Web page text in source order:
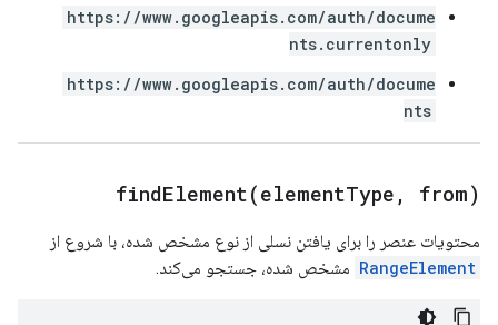
https://www.googleapis.com/auth/docume
nts.currentonly
https://www.googleapis.com/auth/docume
nts
findElement(elementType , from)
محتویات عنصر را برای یافتن نسلی از نوع مشخص شده، با شروع از
RangeElement مشخص شده، جستجو می‌کند.